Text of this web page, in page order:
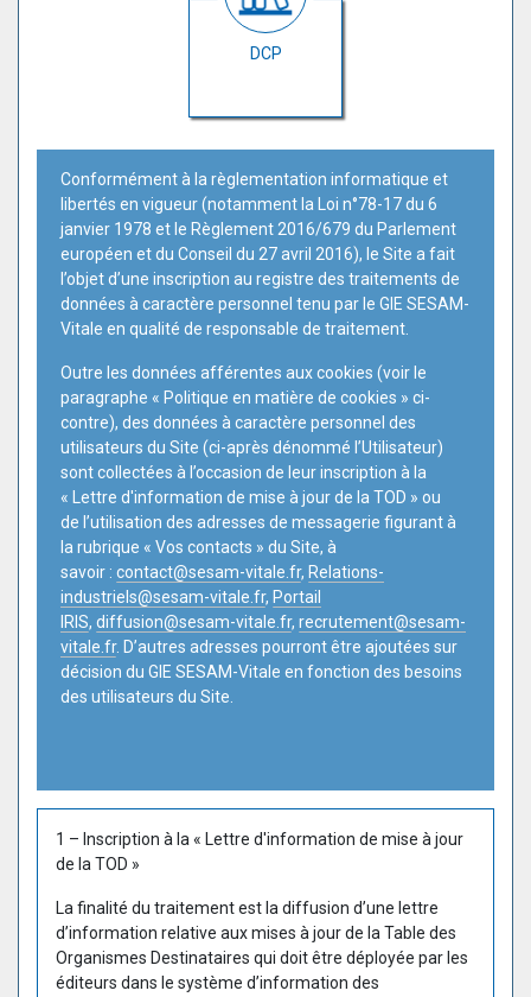
DCP
Conformément à la règlementation informatique et
libertés en vigueur (notamment la Loi n°78-17 du 6
janvier 1978 et le Règlement 2016/679 du Parlement
européen et du Conseil du 27 avril 2016), le Site a fait
l’objet d’une inscription au registre des traitements de
données à caractère personnel tenu par le GIE SESAM-
Vitale en qualité de responsable de traitement.
Outre les données afférentes aux cookies (voir le
paragraphe « Politique en matière de cookies » ci-
contre), des données à caractère personnel des
utilisateurs du Site (ci-après dénommé l’Utilisateur)
sont collectées à l’occasion de leur inscription à la
« Lettre d'information de mise à jour de la TOD » ou
de l’utilisation des adresses de messagerie figurant à
la rubrique « Vos contacts » du Site, à
savoir : contact@sesam-vitale.fr, Relations-
industriels@sesam-vitale.fr, Portail
IRIS, diffusion@sesam-vitale.fr, recrutement@sesam-
vitale.fr. D’autres adresses pourront être ajoutées sur
décision du GIE SESAM-Vitale en fonction des besoins
des utilisateurs du Site.
1 – Inscription à la « Lettre d'information de mise à jour
de la TOD »
La finalité du traitement est la diffusion d’une lettre
d’information relative aux mises à jour de la Table des
Organismes Destinataires qui doit être déployée par les
éditeurs dans le système d’information des